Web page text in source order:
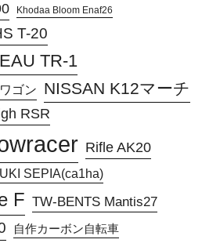
Khodaa Bloom Enaf26
T-20
TR-1
ゴン NISSAN K12マーチ
RSR
Rifle AK20
SEPIA(ca1ha)
F TW-BENTS Mantis27
自作カーボン自転車